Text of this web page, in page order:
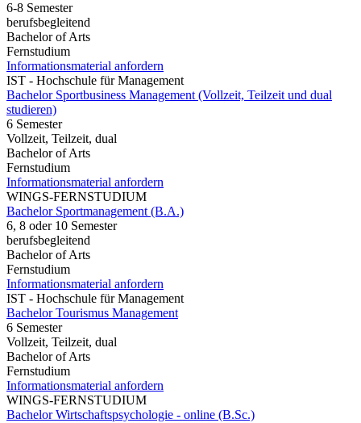
6-8 Semester
berufsbegleitend
Bachelor of Arts
Fernstudium
Informationsmaterial anfordern
IST - Hochschule für Management
Bachelor Sportbusiness Management (Vollzeit, Teilzeit und dual
studieren)
6 Semester
Vollzeit, Teilzeit, dual
Bachelor of Arts
Fernstudium
Informationsmaterial anfordern
WINGS-FERNSTUDIUM
Bachelor Sportmanagement (B.A.)
6, 8 oder 10 Semester
berufsbegleitend
Bachelor of Arts
Fernstudium
Informationsmaterial anfordern
IST - Hochschule für Management
Bachelor Tourismus Management
6 Semester
Vollzeit, Teilzeit, dual
Bachelor of Arts
Fernstudium
Informationsmaterial anfordern
WINGS-FERNSTUDIUM
Bachelor Wirtschaftspsychologie - online (B.Sc.)